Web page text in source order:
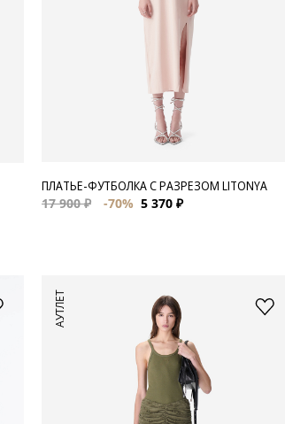
ПЛАТЬЕ-ФУТБОЛКА С РАЗРЕЗОМ LITONYA
17 900 ₽
-70% 5 370 ₽
АУТЛЕТ